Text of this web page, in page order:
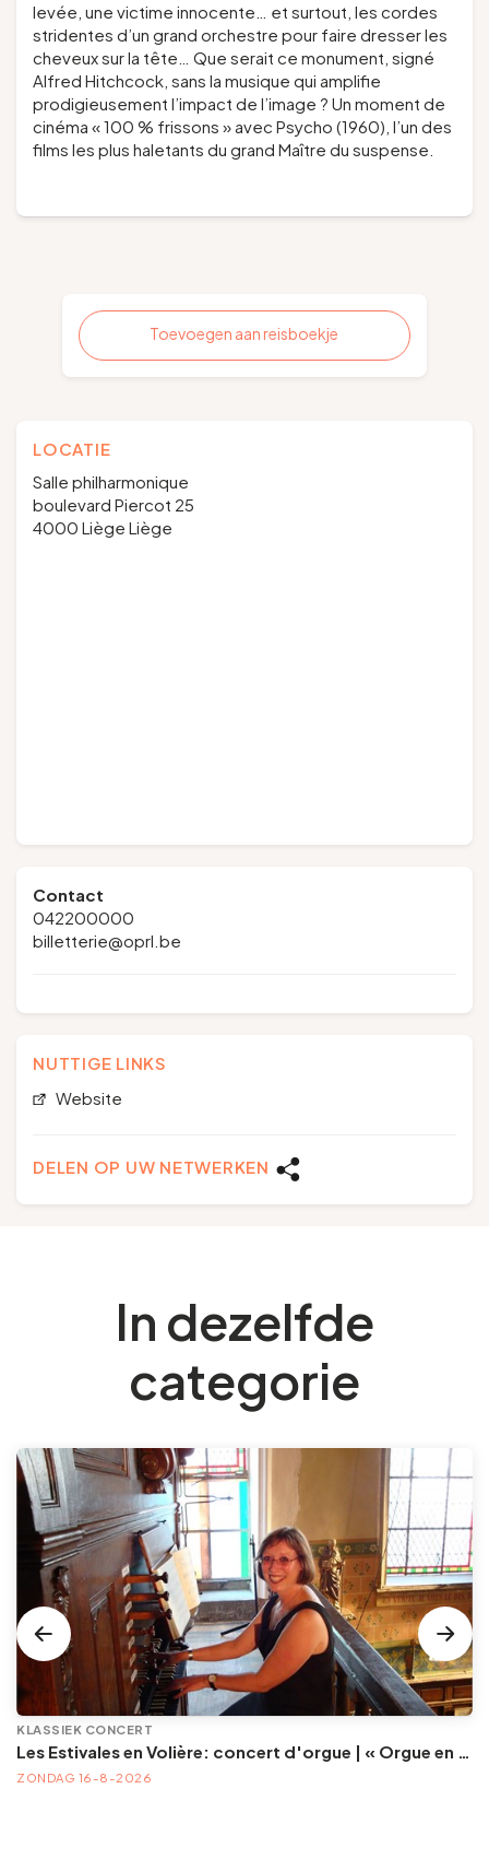
levée, une victime innocente… et surtout, les cordes
stridentes d’un grand orchestre pour faire dresser les
cheveux sur la tête… Que serait ce monument, signé
Alfred Hitchcock, sans la musique qui amplifie
prodigieusement l’impact de l’image ? Un moment de
cinéma « 100 % frissons » avec Psycho (1960), l’un des
films les plus haletants du grand Maître du suspense.
Toevoegen aan reisboekje
LOCATIE
Salle philharmonique
boulevard Piercot 25
4000 Liège Liège
Contact
042200000
billetterie@oprl.be
NUTTIGE LINKS
Website
DELEN OP UW NETWERKEN
In dezelfde
categorie
KLASSIEK CONCERT
Les Estivales en Volière: concert d'orgue | « Orgue en Volière » , les 3e dimanches du mois (été) audition d’orgue (accès libre)
ZONDAG 16-8-2026